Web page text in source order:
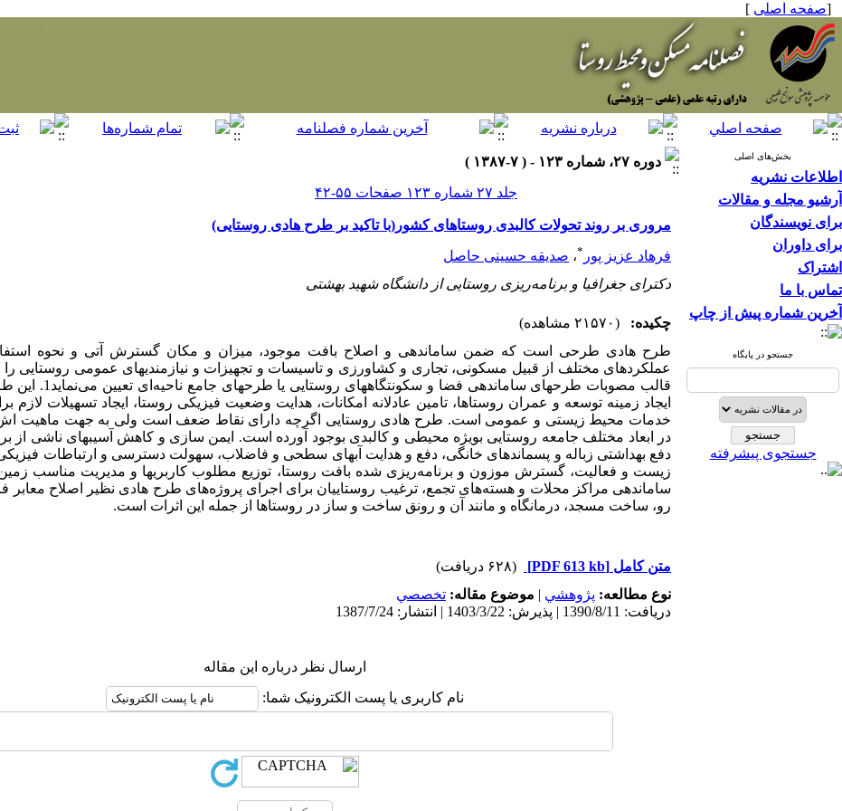
[صفحه اصلی ]
بخش‌های اصلی
اطلاعات نشریه
آرشیو مجله و مقالات
برای نویسندگان
برای داوران
اشتراک
تماس با ما
آخرین شماره پیش از چاپ
جستجو در پایگاه
جستجوی پیشرفته
دوره ۲۷، شماره ۱۲۳ - ( ۷-۱۳۸۷ )
جلد ۲۷ شماره ۱۲۳ صفحات ۵۵-۴۲
مروری بر روند تحولات کالبدی روستاهای کشور(با تاکید بر طرح هادی روستایی)
فرهاد عزیز پور *، صدیقه حسینی حاصل
دکترای جغرافیا و برنامه‌ریزی روستایی از دانشگاه شهید بهشتی
چکیده:
(۲۱۵۷۰ مشاهده)
طرح هادی طرحی است که ضمن ساماندهی و اصلاح بافت موجود، میزان و مکان گسترش آتی و نحوه
عملکردهای مختلف از قبیل مسکونی، تجاری و کشاورزی و تاسیسات و تجهیزات و نیازمندیهای عمومی روستایی
قالب مصوبات طرحهای ساماندهی
‌ایجاد زمینه توسعه و عمران روستاها،‌ تامین عادلانه امکانات، ‌هدایت وضعیت فیزیکی روستا، ایجاد تسهیلات لازم
خدمات محیط زیستی و عمومی است. طرح هادی روستایی اگرچه دارای نقاط ضعف است ولی به جهت ماهیت
در ابعاد مختلف جامعه روستایی بویژه محیطی و کالبدی بوجود آورده است. ایمن سازی و کاهش آسیبهای ناشی از
دفع بهداشتی زباله و پسماندهای خانگی، دفع و هدایت آبهای سطحی و فاضلاب، سهولت دسترسی و ارتباطات
زیست و فعالیت، گسترش موزون و برنامه‌ریزی شده بافت روستا، توزیع مطلوب کاربریها و مدیریت مناسب
ساماندهی مراکز محلات و هسته‌های تجمع، ترغیب روستاییان برای اجرای پروژه‌های طرح هادی نظیر اصلاح معابر
رو، ساخت مسجد، درمانگاه و مانند آن و رونق ساخت و ساز در روستاها از جمله این اثرات است.
متن کامل [PDF 613 kb]
(۶۲۸ دریافت)
نوع مطالعه: پژوهشي | موضوع مقاله: تخصصي
دریافت: 1390/8/11 | پذیرش: 1403/3/22 | انتشار: 1387/7/24
ارسال نظر درباره این مقاله
نام کاربری یا پست الکترونیک شما: